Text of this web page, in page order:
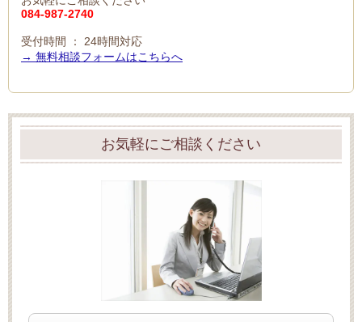
084-987-2740
受付時間 ： 24時間対応
→ 無料相談フォームはこちらへ
お気軽にご相談ください